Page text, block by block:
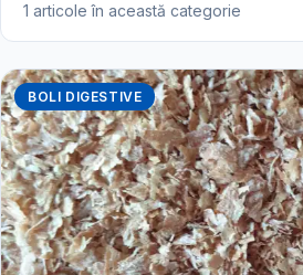
1 articole în această categorie
BOLI DIGESTIVE